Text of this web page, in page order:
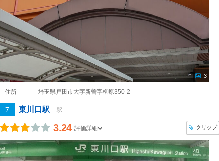
3
住所 埼玉県戸田市大字新曽字柳原350-2
7 東川口駅 駅
3.24 評価詳細 クリップ